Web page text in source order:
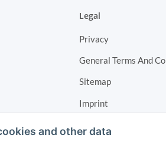
and other data
Legal
Privacy
General Terms And
Sitemap
Imprint